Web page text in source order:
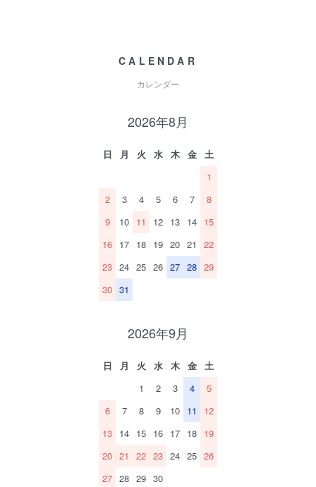
CALENDAR
カレンダー
2026年8月
日 月 火 水 木 金
土
1
2
3 4 5 6 7
8
9
10 11 12 13 14 15
16 17 18 19 20 21
22
23 24 25 26 27 28 29
30 31
2026年9月
日 月 火 水 木 金
土
1
2 3 4
5
6
7 8 9 10 11
12
13 14 15 16 17 18 19
20 21 22 23 24 25 26
27 28 29 30